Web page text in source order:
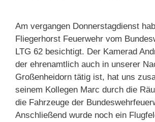
Am vergangen Donnerstagdienst
Fliegerhorst Feuerwehr vom
LTG 62 besichtigt. Der Kamerad
der ehrenamtlich auch in unserer
Großenheidorn tätig ist, hat uns
seinem Kollegen Marc durch die
die Fahrzeuge der
Anschließend wurde noch ein